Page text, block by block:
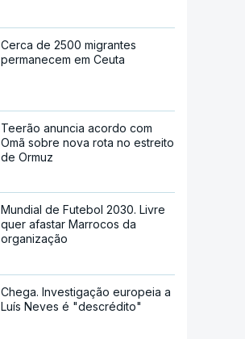
Cerca de 2500 migrantes
permanecem em Ceuta
Teerão anuncia acordo com
Omã sobre nova rota no estreito
de Ormuz
Mundial de Futebol 2030. Livre
quer afastar Marrocos da
organização
Chega. Investigação europeia a
Luís Neves é "descrédito"